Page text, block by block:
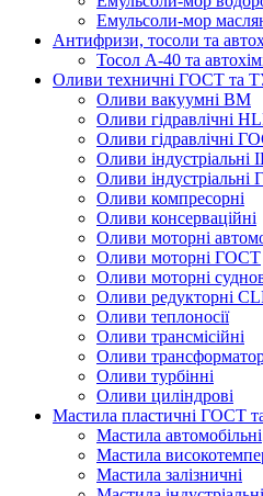
Емульсоли-мор
Антифризи, тосоли та
Тосол А-40 та
Оливи техничні ГОСТ та
Оливи вакуумні ВМ
Оливи гідравлічні
Оливи гідравлічні
Оливи індустріальні
Оливи
Оливи компресорні
Оливи консерваційні
Оливи моторні
Оливи моторні ГОСТ
Оливи моторні
Оливи редукторні
Оливи теплоносії
Оливи трансмісійні
Оливи
Оливи турбінні
Оливи циліндрові
Мастила пластичні ГОСТ
Мастила автомобільні
Мастила
Мастила залізничні